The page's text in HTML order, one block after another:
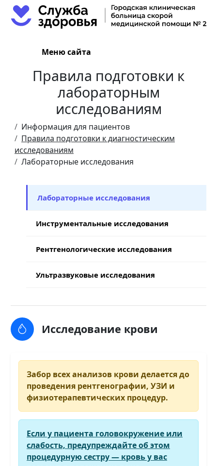
Меню сайта
Правила подготовки к
лабораторным
исследованиям
Информация для пациентов
Правила подготовки к диагностическим
исследованиям
Лабораторные исследования
Лабораторные исследования
Инструментальные исследования
Рентгенологические исследования
Ультразвуковые исследования
Исследование крови
Забор всех анализов крови делается до
проведения рентгенографии, УЗИ и
физиотерапевтических процедур.
Если у пациента головокружение или
слабость, предупреждайте об этом
процедурную сестру — кровь у вас